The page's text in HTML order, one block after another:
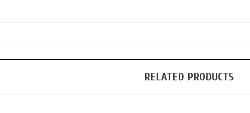
RELATED PRODUCTS